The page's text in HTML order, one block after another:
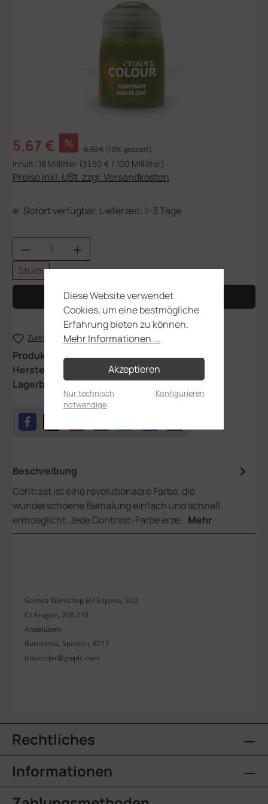
Verkaufspreis:
5,67 € % Regulärer Preis:
6,30 € (10% gespart)
Inhalt: 18 Milliliter (31,50 € / 100 Milliliter)
Preise inkl. USt. zzgl. Versandkosten
Sofort verfügbar, Lieferzeit: 1-3 Tage
Produkt Anzahl: Gib den gewünschten
Stück
In den Warenkorb
Zum Merkzettel hinzufügen
Produktnummer:29-22
Hersteller:
Games Workshop
Lagerbestand:1
Beschreibung
Contrast ist eine revolutionaere Farbe, die
wunderschoene Bemalung einfach und schnell
ermoeglicht. Jede Contrast-Farbe erze… Mehr
Games Workshop EU Espana, SLU
C/ Aragón, 208 210
Andalusien
Barcelona, Spanien, 8011
mailorder@gwplc.com
Rechtliches
Informationen
Diese Website verwendet
Cookies, um eine bestmögliche
Erfahrung bieten zu können.
Mehr Informationen ...
Akzeptieren
Nur technisch
notwendige
Konfigurieren